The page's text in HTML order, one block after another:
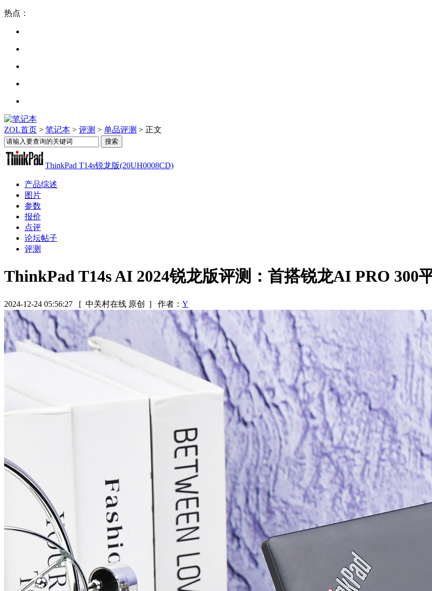
热点：
ZOL首页 > 笔记本 > 评测 > 单品评测 > 正文
ThinkPad T14s锐龙版(20UH0008CD)
产品综述
图片
参数
报价
点评
论坛帖子
评测
ThinkPad T14s AI 2024锐龙版评测：首搭锐龙AI PRO 300
2024-12-24 05:56:27 [ 中关村在线 原创 ] 作者： Y